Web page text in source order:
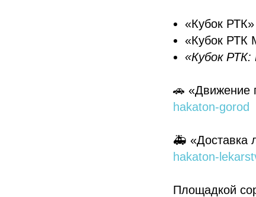
«Кубок
«Кубок РТК
«Кубок
🚗 «Движение
hakaton-gorod
🚑 «Доставка
hakaton-
Площадкой